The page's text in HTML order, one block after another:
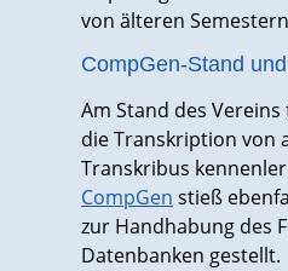
von älteren
CompGen-Stand
Am Stand des
die Transkription von
Transkribus
CompGen stieß
zur Handhabung des
Datenbanken gestellt.